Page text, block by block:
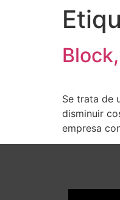
Se trata de
disminuir
empresa